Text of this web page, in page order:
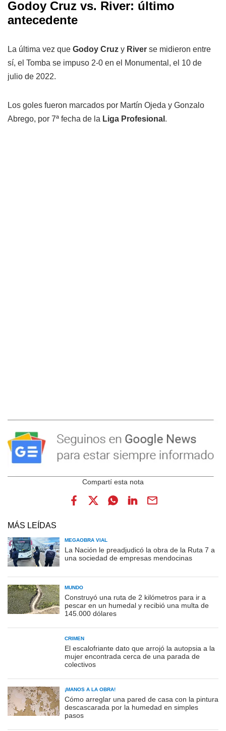
Godoy Cruz vs. River: último
antecedente
La última vez que Godoy Cruz y River se midieron entre
sí, el Tomba se impuso 2-0 en el Monumental, el 10 de
julio de 2022.
Los goles fueron marcados por Martín Ojeda y Gonzalo
Abrego, por 7ª fecha de la Liga Profesional .
MÁS LEÍDAS
MEGAOBRA VIAL
La Nación le preadjudicó la obra de la Ruta 7 a
una sociedad de empresas mendocinas
MUNDO
Construyó una ruta de 2 kilómetros para ir a
pescar en un humedal y recibió una multa de
145.000 dólares
CRIMEN
El escalofriante dato que arrojó la autopsia a la
mujer encontrada cerca de una parada de
colectivos
¡MANOS A LA OBRA!
Cómo arreglar una pared de casa con la pintura
descascarada por la humedad en simples
pasos